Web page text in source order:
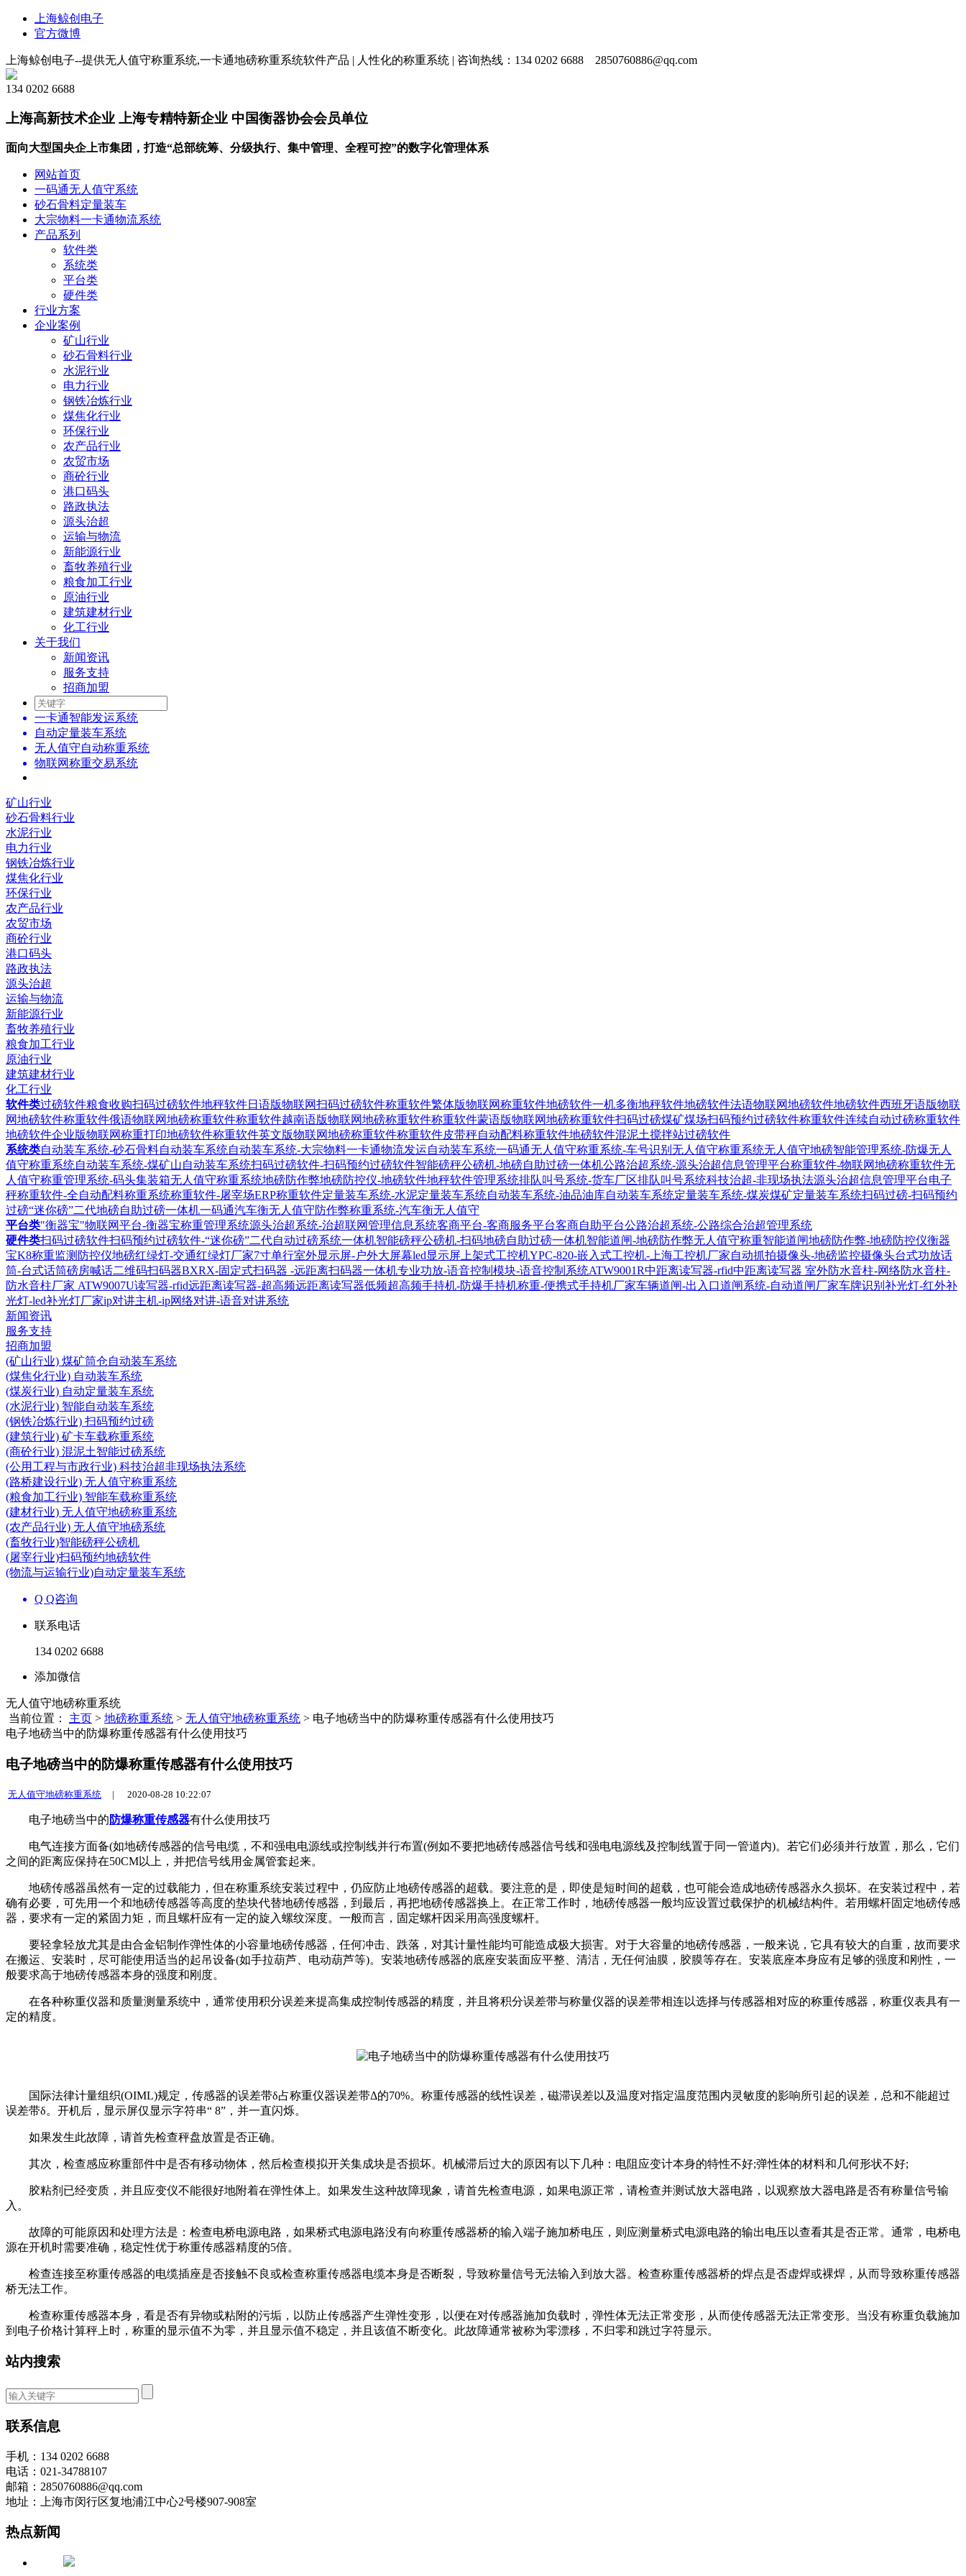
上海鲸创电子
官方微博
上海鲸创电子--提供无人值守称重系统,一卡通地磅称重系统软件产品 | 人性化的称重系统 | 咨询热线：134 0202 6688 2850760886@qq.com
134 0202 6688
上海高新技术企业 上海专精特新企业 中国衡器协会会员单位
面向大型国央企上市集团，打造“总部统筹、分级执行、集中管理、全程可控”的数字化管理体系
网站首页
一码通无人值守系统
砂石骨料定量装车
大宗物料一卡通物流系统
产品系列
软件类
系统类
平台类
硬件类
行业方案
企业案例
矿山行业
砂石骨料行业
水泥行业
电力行业
钢铁冶炼行业
煤焦化行业
环保行业
农产品行业
农贸市场
商砼行业
港口码头
路政执法
源头治超
运输与物流
新能源行业
畜牧养殖行业
粮食加工行业
原油行业
建筑建材行业
化工行业
关于我们
新闻资讯
服务支持
招商加盟
一卡通智能发运系统
自动定量装车系统
无人值守自动称重系统
物联网称重交易系统
矿山行业
砂石骨料行业
水泥行业
电力行业
钢铁冶炼行业
煤焦化行业
环保行业
农产品行业
农贸市场
商砼行业
港口码头
路政执法
源头治超
运输与物流
新能源行业
畜牧养殖行业
粮食加工行业
原油行业
建筑建材行业
化工行业
软件类过磅软件粮食收购扫码过磅软件地秤软件日语版物联网扫码过磅软件称重软件繁体版物联网称重软件地磅软件一机多衡地秤软件地磅软件法语物联网地磅软件地磅软件西班牙语版物联
网地磅软件称重软件俄语物联网地磅称重软件称重软件越南语版物联网地磅称重软件称重软件蒙语版物联网地磅称重软件扫码过磅煤矿煤场扫码预约过磅软件称重软件连续自动过磅称重软件
地磅软件企业版物联网称重打印地磅软件称重软件英文版物联网地磅称重软件称重软件皮带秤自动配料称重软件地磅软件混泥土搅拌站过磅软件
系统类自动装车系统-砂石骨料自动装车系统自动装车系统-大宗物料一卡通物流发运自动装车系统一码通无人值守称重系统-车号识别无人值守称重系统无人值守地磅智能管理系统-防爆无人
值守称重系统自动装车系统-煤矿山自动装车系统扫码过磅软件-扫码预约过磅软件智能磅秤公磅机-地磅自助过磅一体机公路治超系统-源头治超信息管理平台称重软件-物联网地磅称重软件无
人值守称重管理系统-码头集装箱无人值守称重系统地磅防作弊地磅防控仪-地磅软件地秤软件管理系统排队叫号系统-货车厂区排队叫号系统科技治超-非现场执法源头治超信息管理平台电子
秤称重软件-全自动配料称重系统称重软件-屠宰场ERP称重软件定量装车系统-水泥定量装车系统自动装车系统-油品油库自动装车系统定量装车系统-煤炭煤矿定量装车系统扫码过磅-扫码预约
过磅“迷你磅”二代地磅自助过磅一体机一码通汽车衡无人值守防作弊称重系统-汽车衡无人值守
平台类"衡器宝"物联网平台-衡器宝称重管理系统源头治超系统-治超联网管理信息系统客商平台-客商服务平台客商自助平台公路治超系统-公路综合治超管理系统
硬件类扫码过磅软件扫码预约过磅软件-“迷你磅”二代自动过磅系统一体机智能磅秤公磅机-扫码地磅自助过磅一体机智能道闸-地磅防作弊无人值守称重智能道闸地磅防作弊-地磅防控仪衡器
宝K8称重监测防控仪地磅红绿灯-交通红绿灯厂家7寸单行室外显示屏-户外大屏幕led显示屏上架式工控机YPC-820-嵌入式工控机-上海工控机厂家自动抓拍摄像头-地磅监控摄像头台式功放话
筒-台式话筒磅房喊话二维码扫码器BXRX-固定式扫码器 -远距离扫码器一体机专业功放-语音控制模块-语音控制系统ATW9001R中距离读写器-rfid中距离读写器 室外防水音柱-网络防水音柱-
防水音柱厂家 ATW9007U读写器-rfid远距离读写器-超高频远距离读写器低频超高频手持机-防爆手持机称重-便携式手持机厂家车辆道闸-出入口道闸系统-自动道闸厂家车牌识别补光灯-红外补
光灯-led补光灯厂家ip对讲主机-ip网络对讲-语音对讲系统
新闻资讯
服务支持
招商加盟
(矿山行业) 煤矿筒仓自动装车系统
(煤焦化行业) 自动装车系统
(煤炭行业) 自动定量装车系统
(水泥行业) 智能自动装车系统
(钢铁冶炼行业) 扫码预约过磅
(建筑行业) 矿卡车载称重系统
(商砼行业) 混泥土智能过磅系统
(公用工程与市政行业) 科技治超非现场执法系统
(路桥建设行业) 无人值守称重系统
(粮食加工行业) 智能车载称重系统
(建材行业) 无人值守地磅称重系统
(农产品行业) 无人值守地磅系统
(畜牧行业)智能磅秤公磅机
(屠宰行业)扫码预约地磅软件
(物流与运输行业)自动定量装车系统
Q Q咨询
联系电话
134 0202 6688
添加微信
无人值守地磅称重系统
当前位置： 主页 > 地磅称重系统 > 无人值守地磅称重系统 > 电子​地磅当中的防爆称重传感器有什么使用技巧
电子​地磅当中的防爆称重传感器有什么使用技巧
电子​地磅当中的防爆称重传感器有什么使用技巧
无人值守地磅称重系统 | 2020-08-28 10:22:07
电子​地磅当中的 防爆称重传感器有什么使用技巧
电气连接方面备(如地磅传感器的信号电缆，不和强电电源线或控制线并行布置(例如不要把地磅传感器信号线和强电电源线及控制线置于同一管道内)。若它们必须并行放置，那么，它们
之间的距离应保持在50CM以上，并把信号线用金属管套起来。
地磅传感器虽然有一定的过载能力，但在称重系统安装过程中，仍应防止地磅传感器的超载。要注意的是，即使是短时间的超载，也可能会造成地磅传感器永久损坏。在安装过程中，若
确有必要，可先用一个和地磅传感器等高度的垫块代替地磅传感器，到最后，再把地磅传感器换上。在正常工作时，地磅传感器一般均应设置过载保护的机械结构件。若用螺杆固定地磅传感
器，要求有一定的紧固力矩，而且螺杆应有一定的旋入螺纹深度。一般而言，固定螺杆因采用高强度螺杆。
要轻拿轻放尤其是由合金铝制作弹性体的小容量地磅传感器，任何冲击、跌落，对其计量性能均可能造成极大损害。对于大容量的地磅传感器，一般来说，它具有较大的自重，故而要求
在搬运、安装时，尽可能使用适当的起吊设备(如手拉葫芦、电动葫芦等)。安装地磅传感器的底座安装面应平整、清洁，无任何油膜，胶膜等存在。安装底座本身应有足够的强度和刚性，一
般要求高于地磅传感器本身的强度和刚度。
在各种称重仪器和质量测量系统中，通常使用积分误差来提高集成控制传感器的精度，并且将积分误差带与称量仪器的误差带相连以选择与传感器相对应的称重传感器，称重仪表具有一
定的精度。
国际法律计量组织(OIML)规定，传感器的误差带δ占称重仪器误差带Δ的70%。称重传感器的线性误差，磁滞误差以及温度对指定温度范围内灵敏度的影响所引起的误差，总和不能超过
误差带δ。开机后，显示屏仅显示字符串“ 8”，并一直闪烁。
如果发生此故障，请首先检查秤盘放置是否正确。
其次，检查感应称重部件中是否有移动物体，然后检查模拟开关集成块是否损坏。机械滞后过大的原因有以下几种：电阻应变计本身的特性不好;弹性体的材料和几何形状不好;
胶粘剂已经变质，并且应变仪不能很好地附着在弹性体上。如果发生这种故障现象，请首先检查电源，如果电源正常，请检查并测试放大器电路，以观察放大器电路是否有称量信号输
入。
故障的可能原因和处理方法是：检查电桥电源电路，如果桥式电源电路没有向称重传感器桥的输入端子施加桥电压，则应测量桥式电源电路的输出电压以查看其是否正常。通常，电桥电
源在开机时需要准确，稳定性优于称重传感器精度的5倍。
检查连接至称重传感器的电缆插座是否接触不良或检查称重传感器电缆本身是否断裂，导致称量信号无法输入到放大器。检查称重传感器桥的焊点是否虚焊或裸焊，从而导致称重传感器
桥无法工作。
检查称重传感器本身，看是否有异物或粘附的污垢，以防止传感器产生弹性变形，以便在对传感器施加负载时，弹性体无法正常变形，从而使传感器无法正常变形。当没有称重负载施加
到电子价格计算秤上时，称重的显示值不为零，并且显示值不稳定，并且该值不断变化。此故障通常被称为零漂移，不归零和跳过字符显示。
站内搜索
联系信息
手机：134 0202 6688
电话：021-34788107
邮箱：2850760886@qq.com
地址：上海市闵行区复地浦江中心2号楼907-908室
热点新闻